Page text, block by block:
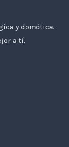
y domótica.
a tí.